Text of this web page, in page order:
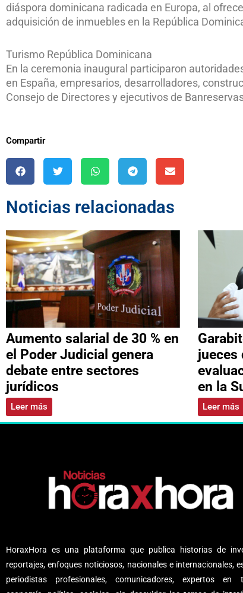
diáspora dominicana radicada en Europa, al
adquisición de inmuebles en la República
Turismo República Dominicana
En la ceremonia inaugural participaron
en España, empresarios, desarrolladores,
Consejo de Directores y ejecutivos de
Compartir
Noticias relacionadas
Aumento salarial de 30 % en
el Poder Judicial genera
debate entre sectores
jurídicos
Leer más
jueces
en la
Leer más
HoraxHora es una plataforma que publica historias de
reportajes, enfoques noticiosos, nacionales e internacionales,
periodistas profesionales, comunicadores, expertos en